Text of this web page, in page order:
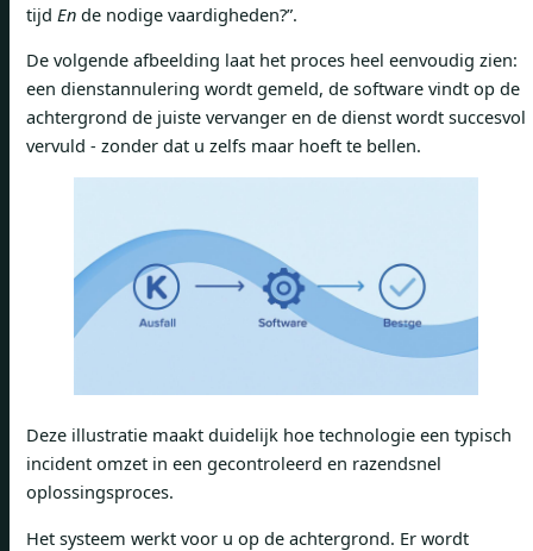
tijd En de nodige vaardigheden?”.
De volgende afbeelding laat het proces heel eenvoudig zien:
een dienstannulering wordt gemeld, de software vindt op de
achtergrond de juiste vervanger en de dienst wordt succesvol
vervuld - zonder dat u zelfs maar hoeft te bellen.
Deze illustratie maakt duidelijk hoe technologie een typisch
incident omzet in een gecontroleerd en razendsnel
oplossingsproces.
Het systeem werkt voor u op de achtergrond. Er wordt